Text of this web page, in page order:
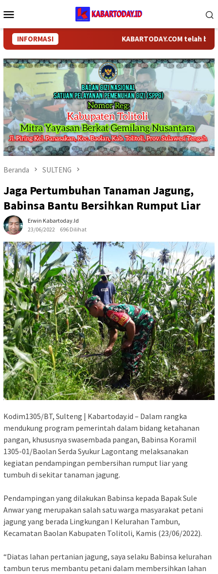
ke
Mobile
INFORMASI KABARTODAY.COM telah
Beranda SULTENG
Jaga Pertumbuhan Tanaman Jagung,
Babinsa Bantu Bersihkan Rumput Liar
Erwin Kabartoday.id
23/06/2022
696 Dilihat
Kodim1305/BT, Sulteng | Kabartoday.id – Dalam rangka
mendukung program pemerintah dalam bidang ketahanan
pangan, khususnya swasembada pangan, Babinsa Koramil
1305-01/Baolan Serda Syukur Lagontang melaksanakan
kegiatan pendampingan pembersihan rumput liar yang
tumbuh di sekitar tanaman jagung.
Pendampingan yang dilakukan Babinsa kepada Bapak Sule
Anwar yang merupakan salah satu warga masyarakat petani
jagung yang berada Lingkungan I Kelurahan Tambun,
Kecamatan Baolan Kabupaten Tolitoli, Kamis (23/06/2022).
“Diatas lahan pertanian jagung, saya selaku Babinsa kelurahan
tambun terus membantu petani dalam membersihkan lahan